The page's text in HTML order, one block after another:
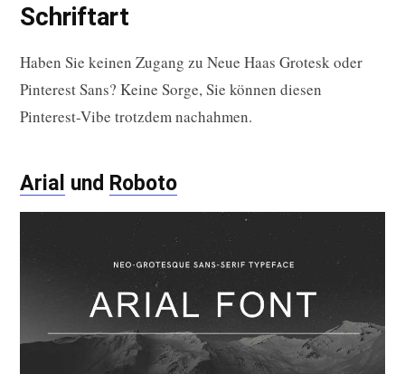
Schriftart
Haben Sie keinen Zugang zu Neue Haas Grotesk oder
Pinterest Sans? Keine Sorge, Sie können diesen
Pinterest-Vibe trotzdem nachahmen.
Arial und Roboto